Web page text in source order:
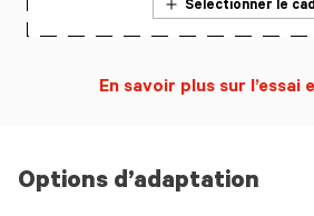
Options d’adaptation
Sélectionner le
En savoir plus sur l’essai